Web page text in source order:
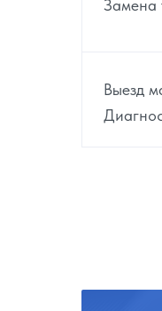
Замена
Выезд